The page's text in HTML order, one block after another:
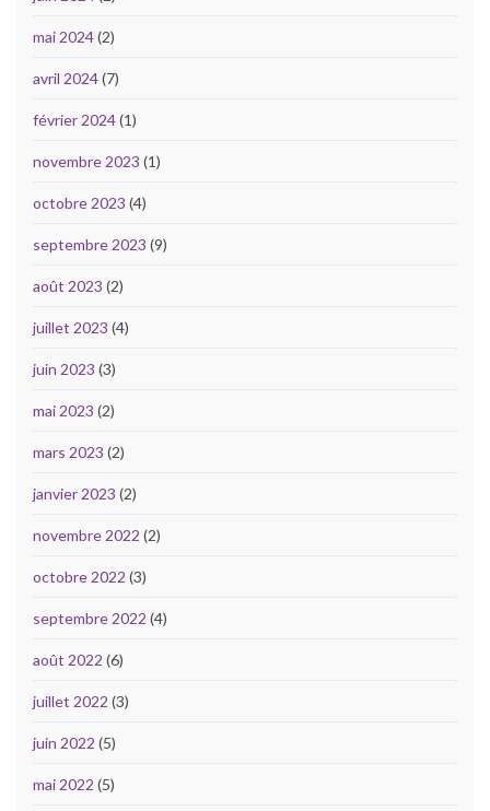
mai 2024(2)
avril 2024(7)
février 2024(1)
novembre 2023 (1)
octobre 2023 (4)
septembre 2023 (9)
août 2023 (2)
juillet 2023 (4)
juin 2023 (3)
mai 2023 (2)
mars 2023 (2)
janvier 2023 (2)
novembre 2022 (2)
octobre 2022 (3)
septembre 2022 (4)
août 2022 (6)
juillet 2022 (3)
juin 2022 (5)
mai 2022 (5)